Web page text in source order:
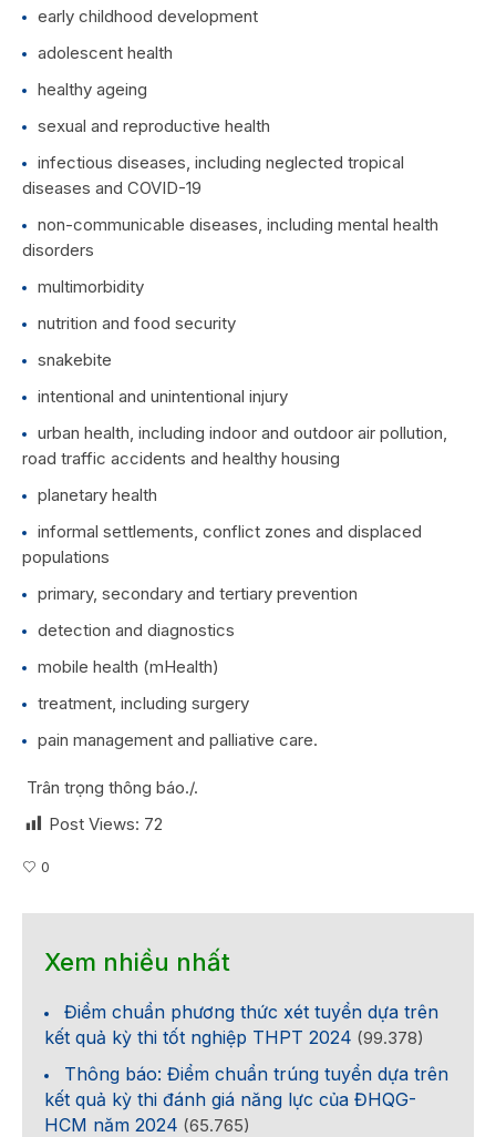
early childhood development
adolescent health
healthy ageing
sexual and reproductive health
infectious diseases, including neglected tropical
diseases and COVID-19
non-communicable diseases, including mental health
disorders
multimorbidity
nutrition and food security
snakebite
intentional and unintentional injury
urban health, including indoor and outdoor air pollution,
road traffic accidents and healthy housing
planetary health
informal settlements, conflict zones and displaced
populations
primary, secondary and tertiary prevention
detection and diagnostics
mobile health (mHealth)
treatment, including surgery
pain management and palliative care.
Trân trọng thông báo./.
Post Views: 72
0
Xem nhiều nhất
Điểm chuẩn phương thức xét tuyển dựa trên
kết quả kỳ thi tốt nghiệp THPT 2024 (99.378)
Thông báo: Điểm chuẩn trúng tuyển dựa trên
kết quả kỳ thi đánh giá năng lực của ĐHQG-
HCM năm 2024 (65.765)